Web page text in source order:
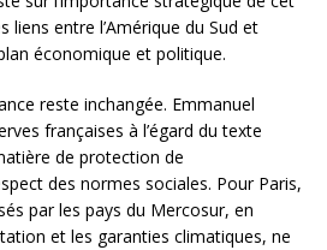
liens entre l’Amérique du Sud et
économique et politique.
reste inchangée. Emmanuel
françaises à l’égard du texte
de protection de
des normes sociales. Pour Paris,
par les pays du Mercosur, en
et les garanties climatiques, ne